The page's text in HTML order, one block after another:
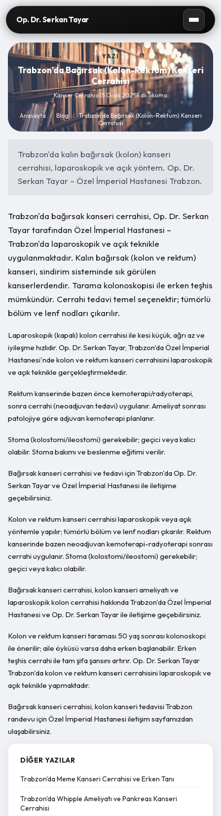
Op. Dr. Serkan Tayar
YAZI
Trabzon'da Bağırsak (Kolon-Rektum) Kanseri
Cerrahisi
Kanser Cerrahisi15 Ocak 20258 dk okuma
Anasayfa / Blog / Trabzon'da Bağırsak (Kolon-Rektum) Kanseri
Cerrahisi
DIĞER YAZILAR
Trabzon'da Meme Kanseri Cerrahisi ve Erken Tanı
Trabzon'da Whipple Ameliyatı ve Pankreas Kanseri
Cerrahisi
Trabzon'da kalın bağırsak (kolon) kanseri
cerrahisi, laparoskopik ve açık yöntem. Op. Dr.
Serkan Tayar – Özel İmperial Hastanesi Trabzon.
Trabzon'da bağırsak kanseri cerrahisi, Op. Dr. Serkan
Tayar tarafından Özel İmperial Hastanesi –
Trabzon'da laparoskopik ve açık teknikle
uygulanmaktadır. Kalın bağırsak (kolon ve rektum)
kanseri, sindirim sisteminde sık görülen
kanserlerdendir. Tarama kolonoskopisi ile erken teşhis
mümkündür. Cerrahi tedavi temel seçenektir; tümörlü
bölüm ve lenf nodları çıkarılır.
Laparoskopik (kapalı) kolon cerrahisi ile kesi küçük, ağrı az ve
iyileşme hızlıdır. Op. Dr. Serkan Tayar, Trabzon'da Özel İmperial
Hastanesi'nde kolon ve rektum kanseri cerrahisini laparoskopik
ve açık teknikle gerçekleştirmektedir.
Rektum kanserinde bazen önce kemoterapi/radyoterapi,
sonra cerrahi (neoadjuvan tedavi) uygulanır. Ameliyat sonrası
patolojiye göre adjuvan kemoterapi planlanır.
Stoma (kolostomi/ileostomi) gerekebilir; geçici veya kalıcı
olabilir. Stoma bakımı ve beslenme eğitimi verilir.
Bağırsak kanseri cerrahisi ve tedavi için Trabzon'da Op. Dr.
Serkan Tayar ve Özel İmperial Hastanesi ile iletişime
geçebilirsiniz.
Kolon ve rektum kanseri cerrahisi laparoskopik veya açık
yöntemle yapılır; tümörlü bölüm ve lenf nodları çıkarılır. Rektum
kanserinde bazen neoadjuvan kemoterapi-radyoterapi sonrası
cerrahi uygulanır. Stoma (kolostomi/ileostomi) gerekebilir;
geçici veya kalıcı olabilir.
Bağırsak kanseri cerrahisi, kolon kanseri ameliyatı ve
laparoskopik kolon cerrahisi hakkında Trabzon'da Özel İmperial
Hastanesi ve Op. Dr. Serkan Tayar ile iletişime geçebilirsiniz.
Kolon ve rektum kanseri taraması 50 yaş sonrası kolonoskopi
ile önerilir; aile öyküsü varsa daha erken başlanabilir. Erken
teşhis cerrahi ile tam şifa şansını artırır. Op. Dr. Serkan Tayar
Trabzon'da kolon ve rektum kanseri cerrahisini laparoskopik ve
açık teknikle yapmaktadır.
Bağırsak kanseri cerrahisi, kolon kanseri tedavisi Trabzon
randevu için Özel İmperial Hastanesi iletişim sayfamızdan
ulaşabilirsiniz.